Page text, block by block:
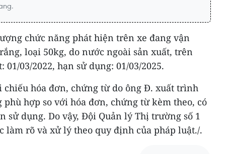
chức năng phát hiện trên xe đang vận
loại 50kg, do nước ngoài sản xuất, trên
03/2022, hạn sử dụng: 01/03/2025.
hóa đơn, chứng từ do ông Đ. xuất trình
hợp so với hóa đơn, chứng từ kèm theo, có
sử dụng. Do vậy, Đội Quản lý Thị trường số 1
làm rõ và xử lý theo quy định của pháp luật./.